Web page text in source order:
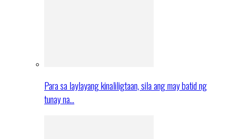
Para sa laylayang kinaliligtaan, sila ang may batid ng
tunay na…